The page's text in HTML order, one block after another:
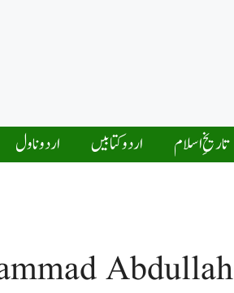
تاریخِ اسلام اردو کتابیں اردو ناول
Abdullah